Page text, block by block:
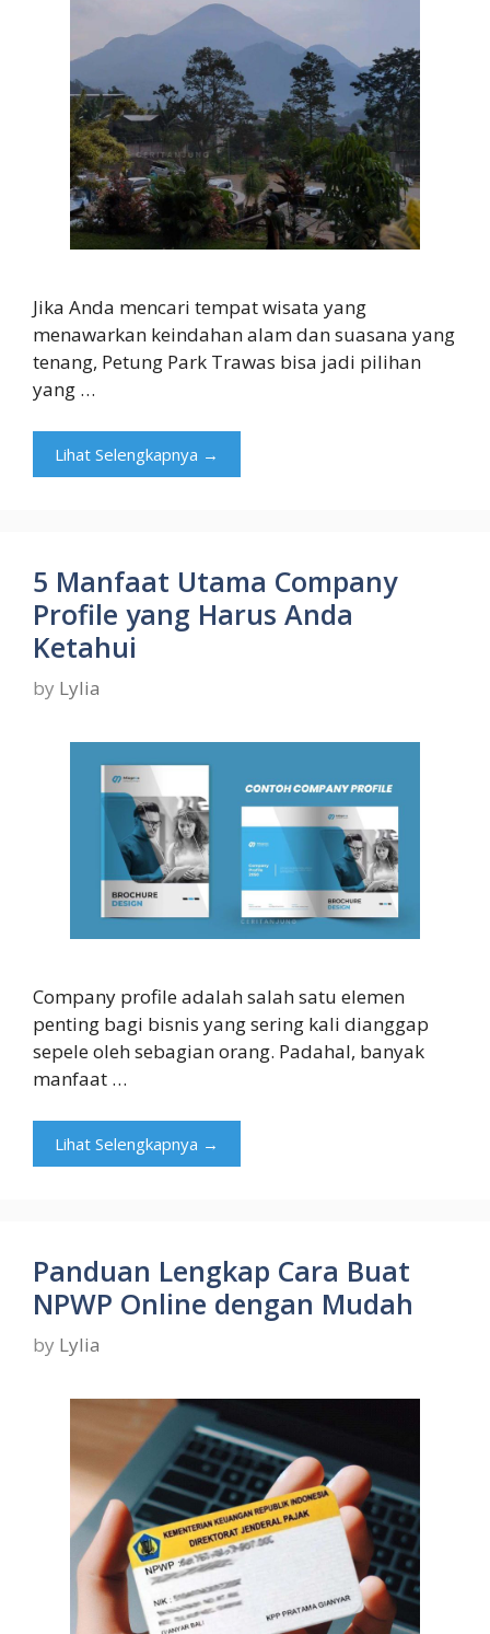
Jika Anda mencari tempat wisata yang
menawarkan keindahan alam dan suasana yang
tenang, Petung Park Trawas bisa jadi pilihan
yang …
Lihat Selengkapnya →
5 Manfaat Utama Company
Profile yang Harus Anda
Ketahui
by Lylia
Company profile adalah salah satu elemen
penting bagi bisnis yang sering kali dianggap
sepele oleh sebagian orang. Padahal, banyak
manfaat …
Lihat Selengkapnya →
Panduan Lengkap Cara Buat
NPWP Online dengan Mudah
by Lylia